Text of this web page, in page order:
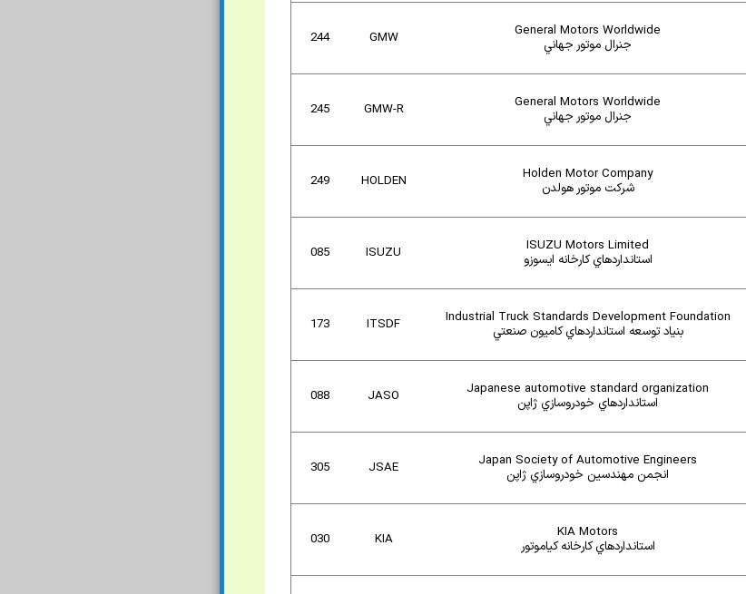
244 GMW
General Motors Worldwide
جنرال موتور جهاني
245 GMW-R
General Motors Worldwide
جنرال موتور جهاني
249 HOLDEN
Holden Motor Company
شرکت موتور هولدن
085 ISUZU
ISUZU Motors Limited
استانداردهاي کارخانه ايسوزو
173 ITSDF
Industrial Truck Standards Development Foundation
بنياد توسعه استانداردهاي کاميون صنعتي
088 JASO
Japanese automotive standard organization
استانداردهاي خودروسازي ژاپن
305 JSAE
Japan Society of Automotive Engineers
انجمن مهندسين خودروسازي ژاپن
030 KIA
KIA Motors
استانداردهاي کارخانه کياموتور